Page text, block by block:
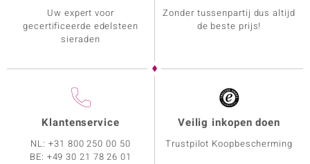
Uw expert voor
gecertificeerde edelsteen
sieraden
Zonder tussenpartij dus altijd
de beste prijs!
Klantenservice
NL:+31 800 250 00 50
BE: +49 30 21 78 26 01
Veilig inkopen doen
Trustpilot Koopbescherming